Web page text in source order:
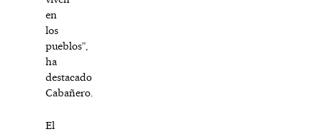
en
los
pueblos”,
ha
destacado
Cabañero.
El